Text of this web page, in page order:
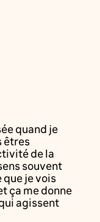
quand je
êtres
de la
souvent
que je vois
ça me donne
agissent